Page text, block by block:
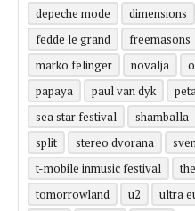
depeche mode
dimensions
fedde le grand
freemasons
marko felinger
novalja
papaya
paul van dyk
sea star festival
shamballa
split
stereo dvorana
t-mobile inmusic festival
tomorrowland
u2 ultra